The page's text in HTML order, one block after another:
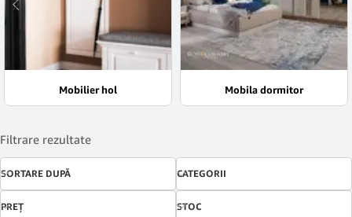
Mobilier hol Mobila dormitor
Filtrare rezultate
SORTARE DUPĂ CATEGORII
PREŢ STOC